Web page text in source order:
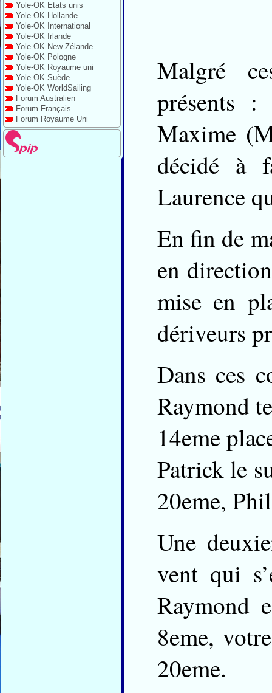
Yole-OK Etats unis
Yole-OK Hollande
Yole-OK International
Yole-OK Irlande
Yole-OK New Zélande
Yole-OK Pologne
Yole-OK Royaume uni
Yole-OK Suède
Yole-OK WorldSailing
Forum Australien
Forum Français
Forum Royaume Uni
Malgré
présents
Maxime
décidé à
Laurence
En fin de
en
mise en
dériveurs
Dans ces
Raymond
14eme
Patrick le
20eme,
Une
vent qui
Raymond
8eme,
20eme.